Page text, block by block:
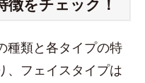
をチェック！
種類と各タイプの特
、フェイスタイプは